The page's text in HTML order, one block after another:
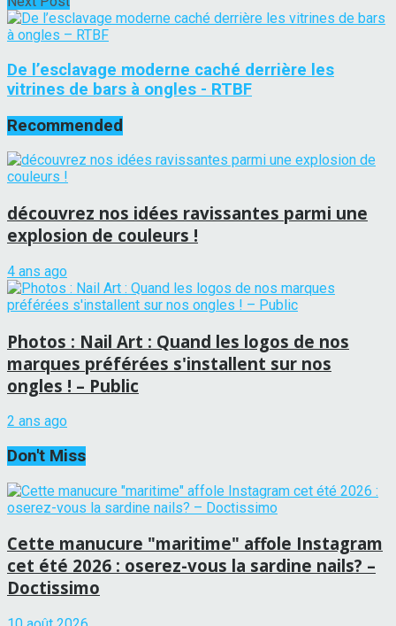
De l’esclavage moderne caché derrière les
vitrines de bars à ongles - RTBF
Recommended
découvrez nos idées ravissantes parmi une
explosion de couleurs !
4 ans ago
Photos : Nail Art : Quand les logos de nos
marques préférées s'installent sur nos
ongles ! – Public
2 ans ago
Don't Miss
Cette manucure "maritime" affole Instagram
cet été 2026 : oserez-vous la sardine nails? –
Doctissimo